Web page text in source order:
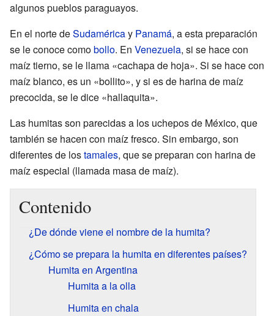
algunos pueblos paraguayos.
En el norte deSudaméricay Panamá, a esta preparación
se le conoce comobollo. En Venezuela, si se hace con
maíz tierno, se le llama «cachapa de hoja». Si se hace con
maíz blanco, es un «bollito», y si es de harina de maíz
precocida, se le dice «hallaquita».
Las humitas son parecidas a los uchepos de México, que
también se hacen con maíz fresco. Sin embargo, son
diferentes de lostamales, que se preparan con harina de
maíz especial (llamada masa de maíz).
Contenido
¿De dónde viene el nombre de la humita?
¿Cómo se prepara la humita en diferentes países?
Humita en Argentina
Humita a la olla
Humita en chala